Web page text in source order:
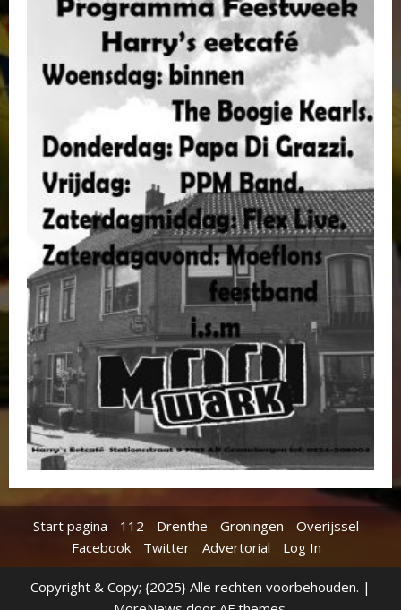
Start pagina 112 Drenthe Groningen
Overijssel
Facebook
Twitter Advertorial Log In
Copyright & Copy; {2025} Alle rechten voorbehouden. |